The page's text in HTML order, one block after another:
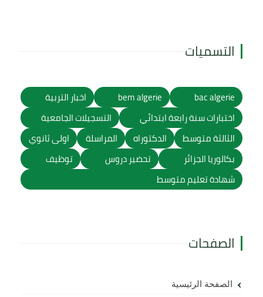
التسميات
bac algerie
bem algerie
اخبار التربية
اختبارات سنة رابعة ابتدائي
التسجيلات الجامعية
الثالثة متوسط
الدكتوراه المراسلة
اولى ثانوي
بكالوريا الجزائر
تحضير دروس
توظيف
شهادة تعليم متوسط
الصفحات
الصفحة الرئيسية